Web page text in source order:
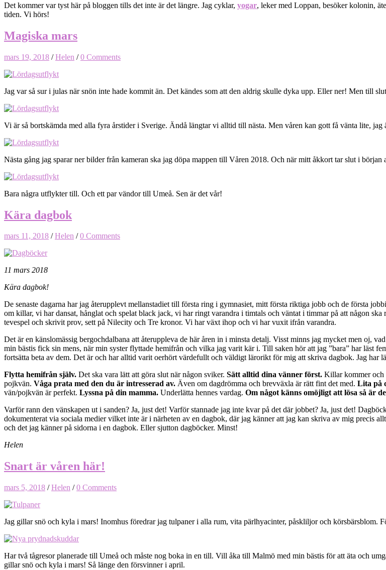
Det kommer var tyst här på bloggen tills det inte är det längre. Jag cyklar, yogar, leker med Loppan, besöker kolonin,
tiden. Vi hörs!
Magiska mars
mars 19, 2018 /Helen /0 Comments
Jag var så sur i julas när snön inte hade kommit än. Det kändes som att den aldrig skulle dyka upp. Eller ner! Men till
Vi är så bortskämda med alla fyra årstider i Sverige. Ändå längtar vi alltid till nästa. Men våren kan gott få vänta lite,
Nästa gång jag sparar ner bilder från kameran ska jag döpa mappen till Våren 2018. Och när mitt åkkort tar slut i
Bara några utflykter till. Och ett par vändor till Umeå. Sen är det vår!
Kära dagbok
mars 11, 2018 /Helen /0 Comments
11 mars 2018
Kära dagbok!
De senaste dagarna har jag återupplevt mellanstadiet till första ring i gymnasiet, mitt första riktiga jobb och de första
om killar, vi har dansat, hånglat och spelat black jack, vi har ringt varandra i timtals och väntat i timmar på att någon
tevespel och skrivit prov, sett på Nilecity och Tre kronor. Vi har växt ihop och vi har vuxit ifrån varandra.
Det är en känslomässig bergochdalbana att återuppleva de här åren in i minsta detalj. Visst minns jag mycket men oj,
min bästis fick sin mens, när min syster flyttade hemifrån och vilka jag varit kär i. Till saken hör att jag ”bara” har läst
fortsätta beta av dem. Det är och har alltid varit oerhört värdefullt och väldigt lärorikt för mig att skriva dagbok. Jag har
Flytta hemifrån själv. Det ska vara lätt att göra slut när någon sviker. Sätt alltid dina vänner först. Killar kommer och
pojkvän. Våga prata med den du är intresserad av. Även om dagdrömma och brevväxla är rätt fint det med. Lita på
vän/pojkvän är perfekt. Lyssna på din mamma. Underlätta hennes vardag. Om något känns omöjligt att lösa så är
Varför rann den vänskapen ut i sanden? Ja, just det! Varför stannade jag inte kvar på det där jobbet? Ja, just det!
dokumenterat via sociala medier vilket inte är i närheten av en dagbok, där jag känner att jag kan skriva av mig precis
och det jag känner på sidorna i en dagbok. Eller sjutton dagböcker. Minst!
Helen
Snart är våren här!
mars 5, 2018 /Helen /0 Comments
Jag gillar snö och kyla i mars! Inomhus föredrar jag tulpaner i alla rum, vita pärlhyacinter, påskliljor och körsbärsblom.
Har två tågresor planerade till Umeå och måste nog boka in en till. Vill åka till Malmö med min bästis för att äta och
gillar snö och kyla i mars! Så länge den försvinner i april.